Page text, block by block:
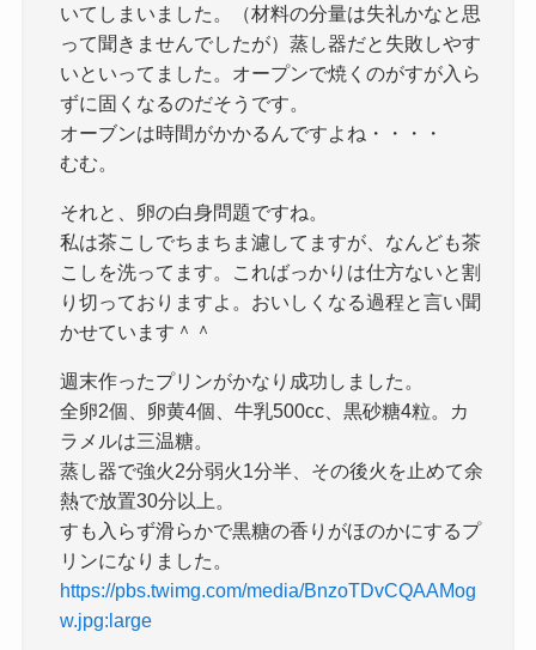
いてしまいました。（材料の分量は失礼かなと思
って聞きませんでしたが）蒸し器だと失敗しやす
いといってました。オープンで焼くのがすが入ら
ずに固くなるのだそうです。
オーブンは時間がかかるんですよね・・・・
むむ。
それと、卵の白身問題ですね。
私は茶こしでちまちま濾してますが、なんども茶
こしを洗ってます。こればっかりは仕方ないと割
り切っておりますよ。おいしくなる過程と言い聞
かせています＾＾
週末作ったプリンがかなり成功しました。
全卵2個、卵黄4個、牛乳500cc、黒砂糖4粒。カ
ラメルは三温糖。
蒸し器で強火2分弱火1分半、その後火を止めて余
熱で放置30分以上。
すも入らず滑らかで黒糖の香りがほのかにするプ
リンになりました。
https://pbs.twimg.com/media/BnzoTDvCQAAMog
w.jpg:large